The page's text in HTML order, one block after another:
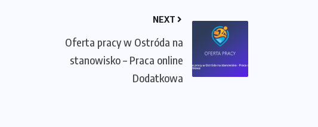
NEXT
Oferta pracy w Ostróda na
stanowisko – Praca online
Dodatkowa